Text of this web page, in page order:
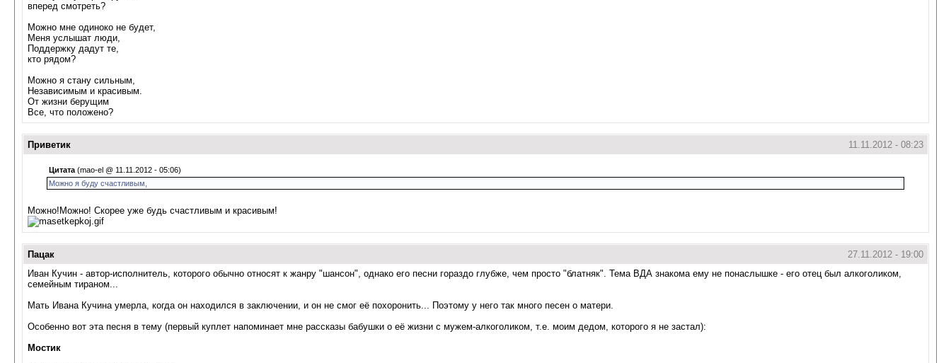
вперед смотреть?
Можно мне одиноко не будет,
Меня услышат люди,
Поддержку дадут те,
кто рядом?
Можно я стану сильным,
Независимым и красивым.
От жизни берущим
Все, что положено?
Приветик 11.11.2012 - 08:23
Цитата (mao-el @ 11.11.2012 - 05:06)
Можно я буду счастливым,
Можно!Можно! Скорее уже будь счастливым и красивым!
Пацак
27.11.2012 - 19:00
Иван Кучин - автор-исполнитель, которого обычно относят к жанру "шансон", однако его песни гораздо глубже, чем просто "блатняк". Тема ВДА знакома ему не понаслышке - его отец был алкоголиком,
семейным тираном...
Мать Ивана Кучина умерла, когда он находился в заключении, и он не смог её похоронить... Поэтому у него так много песен о матери.
Особенно вот эта песня в тему (первый куплет напоминает мне рассказы бабушки о её жизни с мужем-алкоголиком, т.е. моим дедом, которого я не застал):
Мостик